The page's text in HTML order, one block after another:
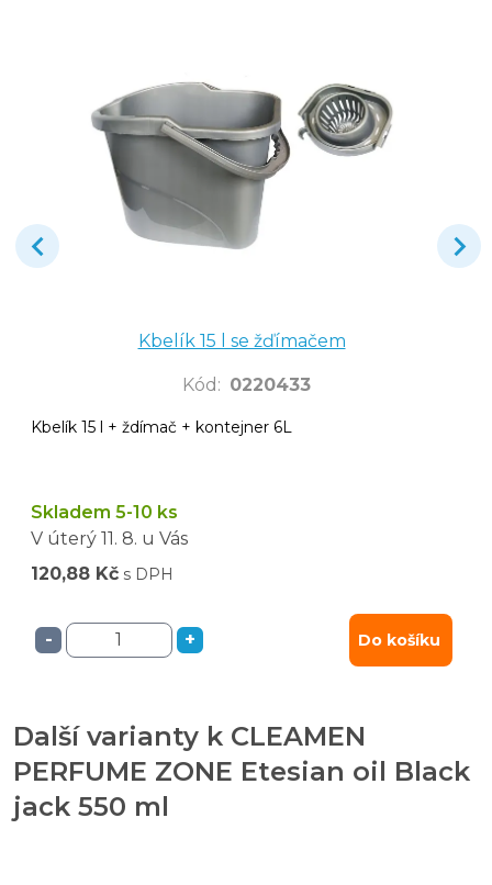
Kbelík 15 l se žďímačem
Kód : 0220433
Kbelík 15 l + ždímač + kontejner 6L
Skladem 5-10 ks
V úterý 11. 8. u Vás
120,88 Kč s DPH
- + Do košíku
Další varianty k CLEAMEN
PERFUME ZONE Etesian oil Black
jack 550 ml